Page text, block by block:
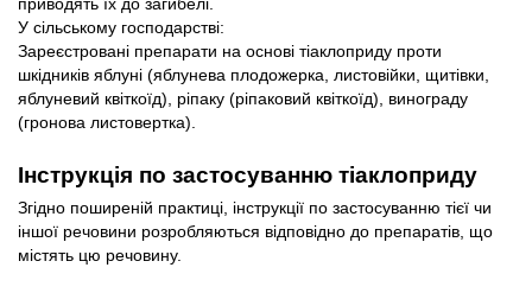
приводять їх до загибелі.
У сільському господарстві:
Зареєстровані препарати на основі тіаклоприду проти
шкідників яблуні (яблунева плодожерка, листовійки, щитівки,
яблуневий квіткоїд), ріпаку (ріпаковий квіткоїд), винограду
(гронова листовертка).
Інструкція по застосуванню тіаклоприду
Згідно поширеній практиці, інструкції по застосуванню тієї чи
іншої речовини розробляються відповідно до препаратів, що
містять цю речовину.